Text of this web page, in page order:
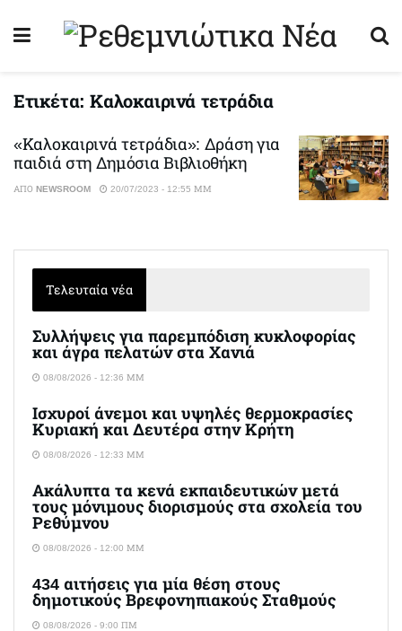
Ετικέτα:Καλοκαιρινά τετράδια
«Καλοκαιρινά τετράδια»: Δράση για
παιδιά στη Δημόσια Βιβλιοθήκη
ΑΠΌ NEWSROOM 20/07/2023 - 12:55 ΜΜ
Τελευταία νέα
Συλλήψεις για παρεμπόδιση κυκλοφορίας
και άγρα πελατών στα Χανιά
08/08/2026 - 12:36 ΜΜ
Ισχυροί άνεμοι και υψηλές θερμοκρασίες
Κυριακή και Δευτέρα στην Κρήτη
08/08/2026 - 12:33 ΜΜ
Ακάλυπτα τα κενά εκπαιδευτικών μετά
τους μόνιμους διορισμούς στα σχολεία του
Ρεθύμνου
08/08/2026 - 12:00 ΜΜ
434 αιτήσεις για μία θέση στους
δημοτικούς Βρεφονηπιακούς Σταθμούς
08/08/2026 - 9:00 ΠΜ